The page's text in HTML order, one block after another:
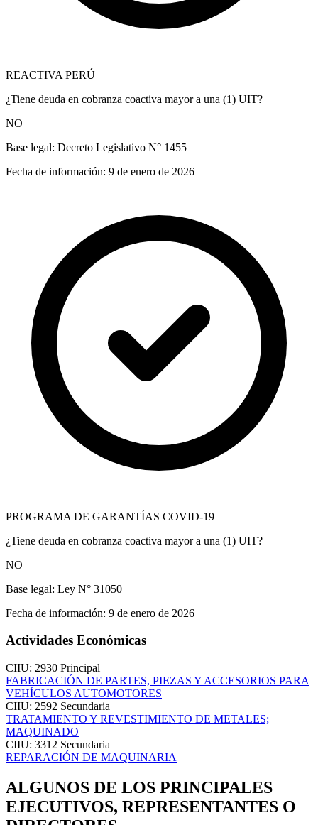
REACTIVA PERÚ
¿Tiene deuda en cobranza coactiva mayor a una (1) UIT?
NO
Base legal: Decreto Legislativo N° 1455
Fecha de información: 9 de enero de 2026
PROGRAMA DE GARANTÍAS COVID-19
¿Tiene deuda en cobranza coactiva mayor a una (1) UIT?
NO
Base legal: Ley N° 31050
Fecha de información: 9 de enero de 2026
Actividades Económicas
CIIU: 2930 Principal
FABRICACIÓN DE PARTES, PIEZAS Y ACCESORIOS PARA
VEHÍCULOS AUTOMOTORES
CIIU: 2592 Secundaria
TRATAMIENTO Y REVESTIMIENTO DE METALES;
MAQUINADO
CIIU: 3312 Secundaria
REPARACIÓN DE MAQUINARIA
ALGUNOS DE LOS PRINCIPALES
EJECUTIVOS, REPRESENTANTES O